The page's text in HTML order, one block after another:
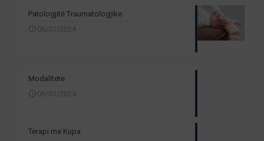
Patologjitë Traumatologjike
06/01/2024
Modalitete
06/01/2024
Terapi me Kupa